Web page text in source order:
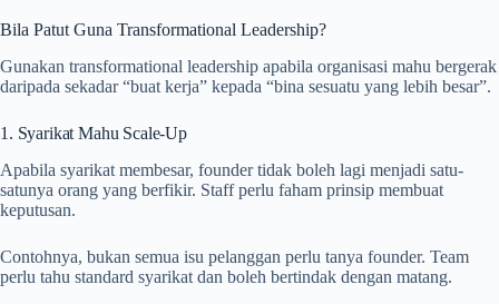
Bila Patut Guna Transformational Leadership?
Gunakan transformational leadership apabila organisasi mahu bergerak
daripada sekadar “buat kerja” kepada “bina sesuatu yang lebih besar”.
1. Syarikat Mahu Scale-Up
Apabila syarikat membesar, founder tidak boleh lagi menjadi satu-
satunya orang yang berfikir. Staff perlu faham prinsip membuat
keputusan.
Contohnya, bukan semua isu pelanggan perlu tanya founder. Team
perlu tahu standard syarikat dan boleh bertindak dengan matang.